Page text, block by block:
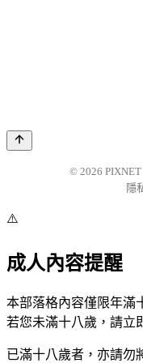
© 2026 PIXNET
隱
⚠️
成人內容提醒
本部落格內容僅限年滿
若您未滿十八歲，請立
已滿十八歲者，亦請勿